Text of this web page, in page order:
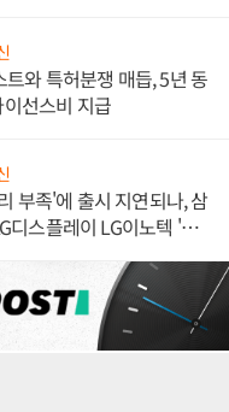
와 특허분쟁 매듭, 5년 동
선스비 지급
부족'에 출시 지연되나, 삼
디스플레이 LG이노텍 '탈